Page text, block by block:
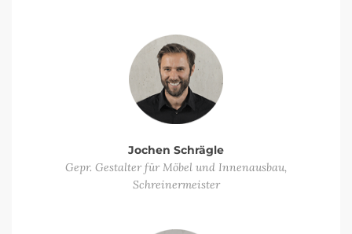
Jochen Schrägle
Gepr. Gestalter für Möbel und Innenausbau,
Schreinermeister